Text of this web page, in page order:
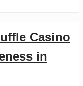
Casino
in